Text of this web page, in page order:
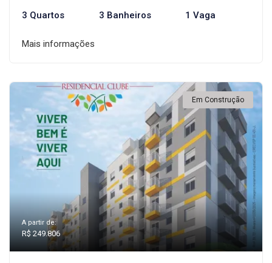
3 Quartos 3 Banheiros 1 Vaga
Mais informações
Em Construção
A partir de:
R$ 249.806